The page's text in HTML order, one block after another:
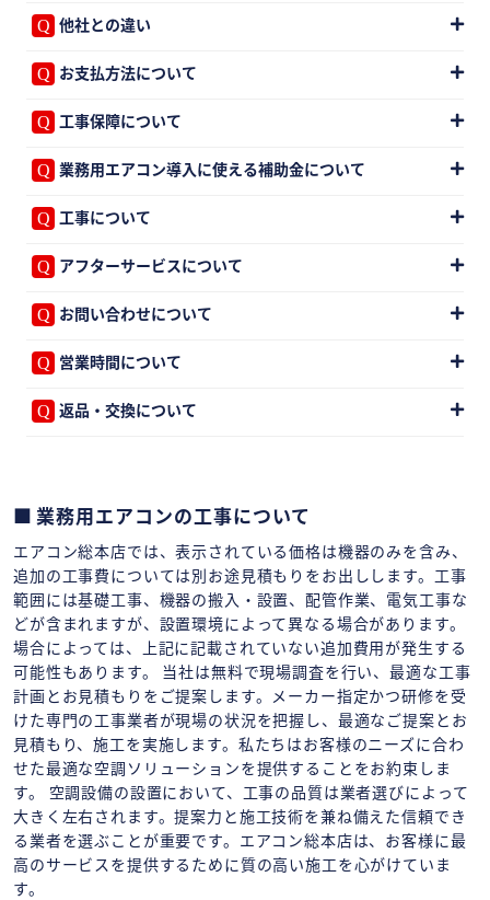
他社との違い
お支払方法について
工事保障について
業務用エアコン導入に使える補助金について
工事について
アフターサービスについて
お問い合わせについて
営業時間について
返品・交換について
業務用エアコンの工事について
エアコン総本店では、表示されている価格は機器のみを含み、
追加の工事費については別お途見積もりをお出しします。工事
範囲には基礎工事、機器の搬入・設置、配管作業、電気工事な
どが含まれますが、設置環境によって異なる場合があります。
場合によっては、上記に記載されていない追加費用が発生する
可能性もあります。 当社は無料で現場調査を行い、最適な工事
計画とお見積もりをご提案します。メーカー指定かつ研修を受
けた専門の工事業者が現場の状況を把握し、最適なご提案とお
見積もり、施工を実施します。私たちはお客様のニーズに合わ
せた最適な空調ソリューションを提供することをお約束しま
す。 空調設備の設置において、工事の品質は業者選びによって
大きく左右されます。提案力と施工技術を兼ね備えた信頼でき
る業者を選ぶことが重要です。エアコン総本店は、お客様に最
高のサービスを提供するために質の高い施工を心がけていま
す。